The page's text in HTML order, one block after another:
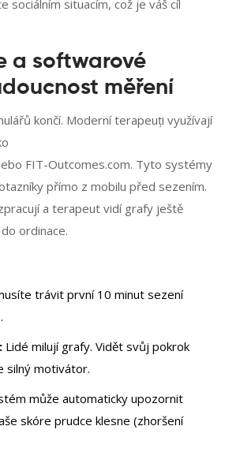
sociálním situacím, což je váš cíl
a softwarové
měření
končí. Moderní terapeuți využívají
FIT-Outcomes.com. Tyto systémy
přímo z mobilu před sezením.
a terapeut vidí grafy ještě
ordinace.
trávit první 10 minut sezení
Lidé milují grafy. Vidět svůj pokrok
silný motivátor.
může automaticky upozornit
skóre prudce klesne (zhoršení